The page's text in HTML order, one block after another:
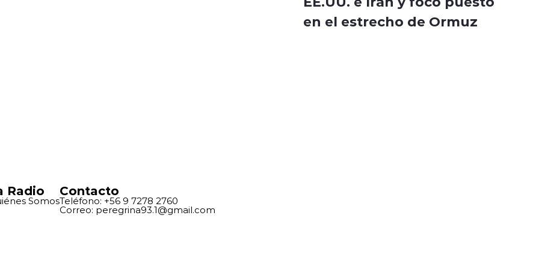
en el estrecho de Ormuz
Radio
Somos
Contacto
Teléfono: +56 9 7278 2760
Correo: peregrina93.1@gmail.com